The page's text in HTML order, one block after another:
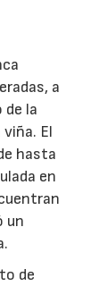
a
la
El
hasta
en
un
de